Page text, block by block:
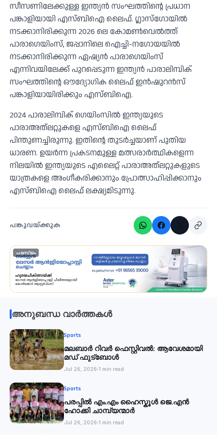
സീസണിലേക്കുള്ള ഇന്ത്യന്‍ സംഘത്തിന്റെ പ്രധാന
പങ്കാളിയായി എസ്ബിഐ ലൈഫ്. ഗ്ലാസ്‌ഗോയില്‍
നടക്കാനിരിക്കുന്ന 2026 ലെ കോമണ്‍വെല്‍ത്ത്
പാരാഗെയിംസ്, ജപ്പാനിലെ ഐച്ചി-നഗോയയില്‍
നടക്കാനിരിക്കുന്ന ഏഷ്യന്‍ പാരാഗെയിംസ്
എന്നിവയിലേക്ക് പുറപ്പെടുന്ന ഇന്ത്യന്‍ പാരാലിമ്പിക്
സംഘത്തിന്റെ ഔദ്യോഗിക ലൈഫ് ഇന്‍ഷുറന്‍സ്
പങ്കാളിയായിരിക്കും എസ്ബിഐ.
2024 പാരാലിമ്പിക് ഗെയിംസില്‍ ഇന്ത്യയുടെ
പാരാഅത്‌ലറ്റുകളെ എസ്ബിഐ ലൈഫ്
പിന്തുണച്ചിരുന്നു. ഇതിന്റെ തുടര്‍ച്ചയാണ് പുതിയ
ധാരണ. ഉയര്‍ന്ന പ്രകടനമുള്ള മത്സരാര്‍ത്ഥികളെന്ന
നിലയില്‍ ഇന്ത്യയുടെ എലൈറ്റ് പാരാഅത്‌ലറ്റുകളുടെ
യാത്രകളെ അംഗീകരിക്കാനും പ്രോത്സാഹിപ്പിക്കാനും
എസ്ബിഐ ലൈഫ് ലക്ഷ്യമിടുന്നു.
പങ്കുവയ്ക്കുക
പരസ്യം
അനുബന്ധ വാർത്തകൾ
Sports
മലബാര്‍ റിവര്‍ ഫെസ്റ്റിവൽ: ആവേശമായി
മഡ് ഫുട്‌ബോൾ
Jul 26, 2026 1 min read
Sports
പരപ്പിൽ എം.എം ഹൈസ്കൂൾ ജെ.എൻ
ഹോക്കി ചാമ്പ്യന്മാർ
Jul 26, 2026 1 min read